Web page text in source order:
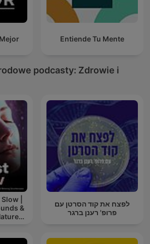
Entiende Tu Mente
podcasty: Zdrowie i
|
&
לפצח את קוד הסרטן עם
פרופ' רענן ברגר